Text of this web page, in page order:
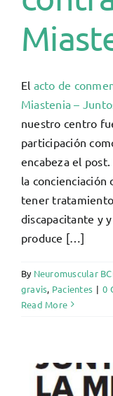
El acto de
Miastenia –
nuestro centro
participación
encabeza el
la concienciación
tener
discapacitante y
produce […]
By Neuromuscular
gravis, Pacientes | 0
Read More